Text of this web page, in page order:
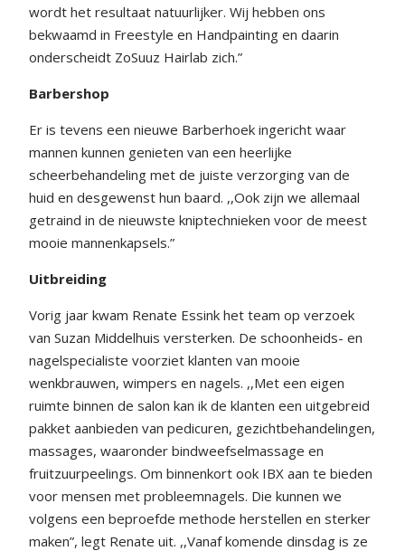
wordt het resultaat natuurlijker. Wij hebben ons
bekwaamd in Freestyle en Handpainting en daarin
onderscheidt ZoSuuz Hairlab zich.”
Barbershop
Er is tevens een nieuwe Barberhoek ingericht waar
mannen kunnen genieten van een heerlijke
scheerbehandeling met de juiste verzorging van de
huid en desgewenst hun baard. ,,Ook zijn we allemaal
getraind in de nieuwste kniptechnieken voor de meest
mooie mannenkapsels.”
Uitbreiding
Vorig jaar kwam Renate Essink het team op verzoek
van Suzan Middelhuis versterken. De schoonheids- en
nagelspecialiste voorziet klanten van mooie
wenkbrauwen, wimpers en nagels. ,,Met een eigen
ruimte binnen de salon kan ik de klanten een uitgebreid
pakket aanbieden van pedicuren, gezichtbehandelingen,
massages, waaronder bindweefselmassage en
fruitzuurpeelings. Om binnenkort ook IBX aan te bieden
voor mensen met probleemnagels. Die kunnen we
volgens een beproefde methode herstellen en sterker
maken”, legt Renate uit. ,,Vanaf komende dinsdag is ze